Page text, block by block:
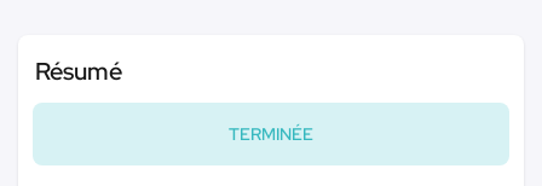
Résumé
TERMINÉE